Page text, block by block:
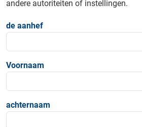
andere autoriteiten of instellingen.
de aanhef
Voornaam
achternaam